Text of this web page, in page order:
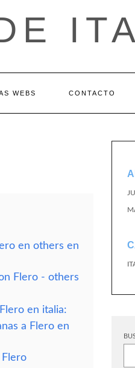
WEBS CONTACTO
en others en
Flero - others
en italia:
a Flero en